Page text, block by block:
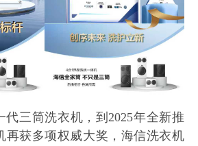
代三筒洗衣机，到2025年全新推
再获多项权威大奖，海信洗衣机